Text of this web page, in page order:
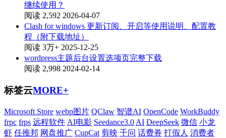
继续使用？
阅读 2,592 2026-04-07
Clash for windows 更新订阅、开启等使用说明、配置教
程（附下载地址）
阅读 3万+ 2025-12-25
wordpress主题后台设置选项页完整下载
阅读 2,998 2024-02-14
标签云MORE+
Microsoft Store webp图片 QClaw 智谱AI OpenCode WorkBuddy
frpc frps 远程软件 AI电影 Seedance3.0 AI DeepSeek 微信 小龙
虾 任推邦 网盘推广 CupCat 剪映 千问 话费券 打假人 消费者